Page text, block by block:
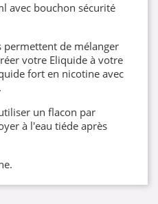
avec bouchon sécurité
permettent de mélanger
votre Eliquide à votre
fort en nicotine avec
un flacon par
à l'eau tiéde après